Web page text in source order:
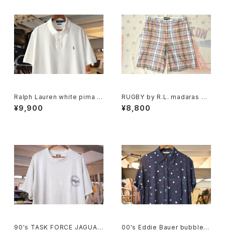
Ralph Lauren white pima c
otton polo Shirt
¥9,900
RUGBY by R.L. madaras pl
aid cotton Shorts
¥8,800
90's TASK FORCE JAGUAR
00's Eddie Bauer bubble d